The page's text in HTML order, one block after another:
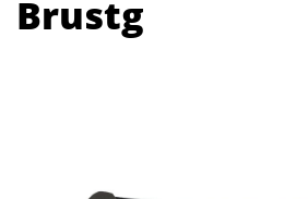
Brustg